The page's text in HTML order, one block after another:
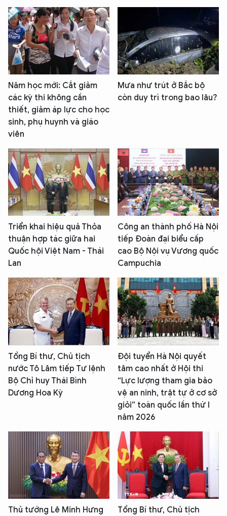
Năm học mới: Cắt giảm
các kỳ thi không cần
thiết, giảm áp lực cho học
sinh, phụ huynh và giáo
viên
Mưa như trút ở Bắc bộ
còn duy trì trong bao lâu?
Triển khai hiệu quả Thỏa
thuận hợp tác giữa hai
Quốc hội Việt Nam - Thái
Lan
Công an thành phố Hà Nội
tiếp Đoàn đại biểu cấp
cao Bộ Nội vụ Vương quốc
Campuchia
Tổng Bí thư, Chủ tịch
nước Tô Lâm tiếp Tư lệnh
Bộ Chỉ huy Thái Bình
Dương Hoa Kỳ
Đội tuyển Hà Nội quyết
tâm cao nhất ở Hội thi
“Lực lượng tham gia bảo
vệ an ninh, trật tự ở cơ sở
giỏi” toàn quốc lần thứ I
năm 2026
Thủ tướng Lê Minh Hưng
Tổng Bí thư, Chủ tịch